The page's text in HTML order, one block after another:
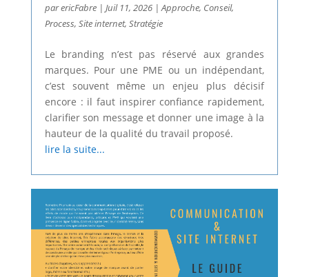
parericFabre| Juil 11, 2026|Approche, Conseil,
Process, Site internet, Stratégie
Le branding n’est pas réservé aux grandes
marques. Pour une PME ou un indépendant,
c’est souvent même un enjeu plus décisif
encore : il faut inspirer confiance rapidement,
clarifier son message et donner une image à la
hauteur de la qualité du travail proposé.
lire la suite...